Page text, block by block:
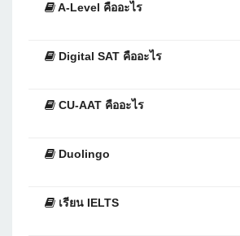
A-Level คืออะไร
Digital SAT คืออะไร
CU-AAT คืออะไร
Duolingo
เรียน IELTS